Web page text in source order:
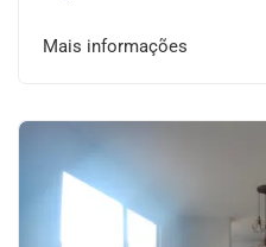
Mais informações